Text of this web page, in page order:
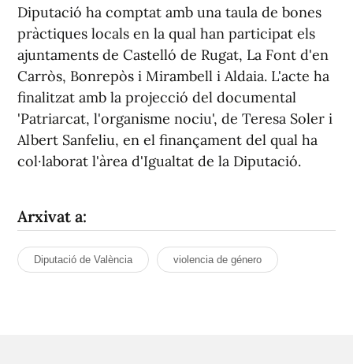
Diputació ha comptat amb una taula de bones
pràctiques locals en la qual han participat els
ajuntaments de Castelló de Rugat, La Font d'en
Carròs, Bonrepòs i Mirambell i Aldaia. L'acte ha
finalitzat amb la projecció del documental
'Patriarcat, l'organisme nociu', de Teresa Soler i
Albert Sanfeliu, en el finançament del qual ha
col·laborat l'àrea d'Igualtat de la Diputació.
Arxivat a:
Diputació de València violencia de género